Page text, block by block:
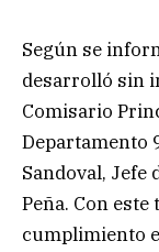
Según se
desarrolló sin
Comisario
Departamento
Sandoval, Jefe
Peña. Con
cumplimiento